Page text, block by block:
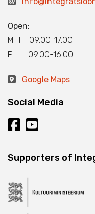
Open:
M-T: 09.00-17.00
F: 09.00-16.00
Google Maps
Social Media
Supporters of